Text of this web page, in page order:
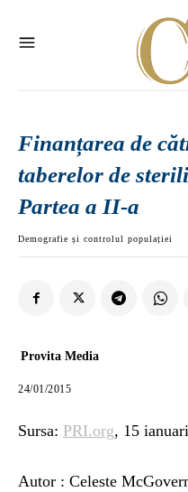
Finanțarea de
taberelor de
Partea a II-a
Demografie și controlul populației
Provita Media
24/01/2015
Sursa: PRI.org, 15
Autor : Celeste